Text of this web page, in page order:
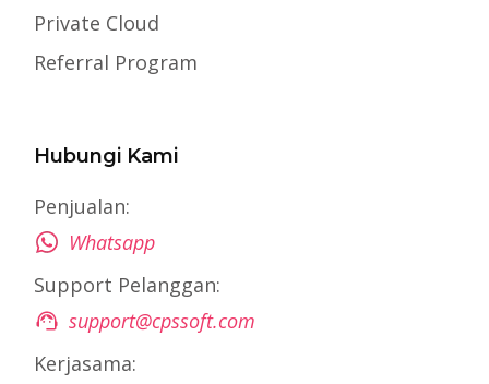
Private Cloud
Referral Program
Hubungi Kami
Penjualan:
Whatsapp
Support Pelanggan:
support@cpssoft.com
Kerjasama: